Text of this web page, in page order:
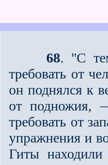
68. "С
требовать от
он поднялся к
от подножия,
требовать от
упражнения и
Гиты